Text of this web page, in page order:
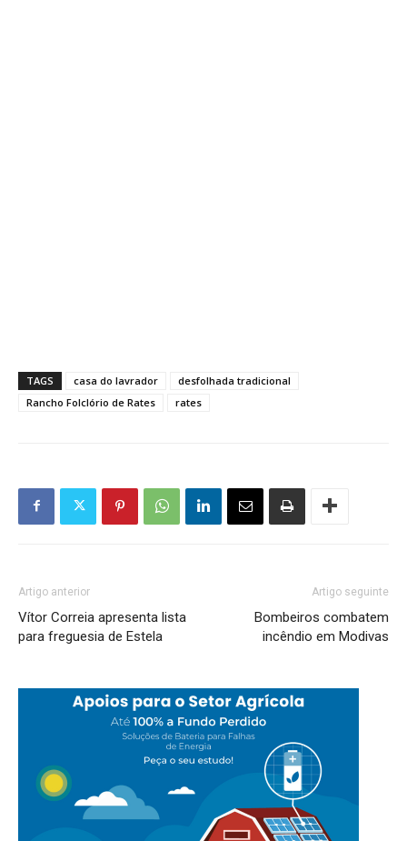
TAGS casa do lavrador
desfolhada tradicional
Rancho Folclório de Rates
rates
Artigo anterior
Vítor Correia apresenta lista
para freguesia de Estela
Artigo seguinte
Bombeiros combatem
incêndio em Modivas